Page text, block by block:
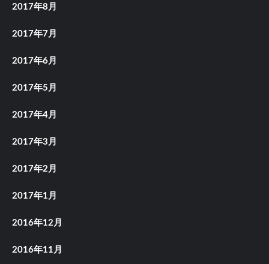
2017年8月
2017年7月
2017年6月
2017年5月
2017年4月
2017年3月
2017年2月
2017年1月
2016年12月
2016年11月